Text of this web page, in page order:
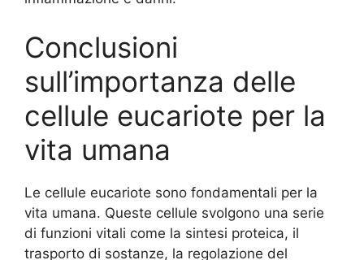
Conclusioni
sull’importanza delle
cellule eucariote per la
vita umana
Le cellule eucariote sono fondamentali per la
vita umana. Queste cellule svolgono una serie
di funzioni vitali come la sintesi proteica, il
trasporto di sostanze, la regolazione del